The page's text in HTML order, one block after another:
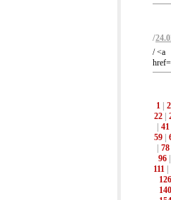
/
/ <a
1
2
22|
41
59|
78
96
111|
126
140